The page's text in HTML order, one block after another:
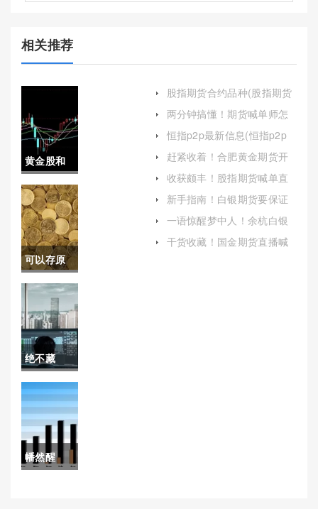
相关推荐
黄金股和
黄金期货
(黄金股和
黄金期货
关系)
可以存原
油吗(可以
存原油吗
最新消息)
绝不藏
拙！北京
德指期货
怎么开户
（帮助投
幡然醒
股指期货合约品种(股指期货
合约品种有哪些)
两分钟搞懂！期货喊单师怎
么挣钱(期货庄家怎么挣钱)
恒指p2p最新信息(恒指p2p
最新信息查询)
赶紧收着！合肥黄金期货开
户(黄金期货怎么开户有什么
要求)
收获颇丰！股指期货喊单直
(股指期货一单多少钱)
新手指南！白银期货要保证
金(白银期货保证金)
一语惊醒梦中人！余杭白银
期货开户时间(余杭白银期货
开户时间查询)
干货收藏！国金期货直播喊